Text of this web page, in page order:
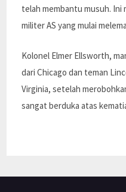
telah membantu musuh. Ini
militer AS yang mulai
Kolonel Elmer Ellsworth,
dari Chicago dan teman
Virginia, setelah
sangat berduka atas